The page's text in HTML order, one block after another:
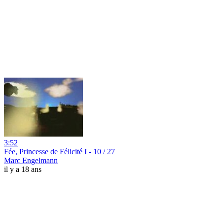
3:52
Fée, Princesse de Félicité I - 10 / 27
Marc Engelmann
il y a 18 ans